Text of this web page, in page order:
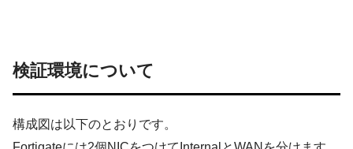
検証環境について
構成図は以下のとおりです。